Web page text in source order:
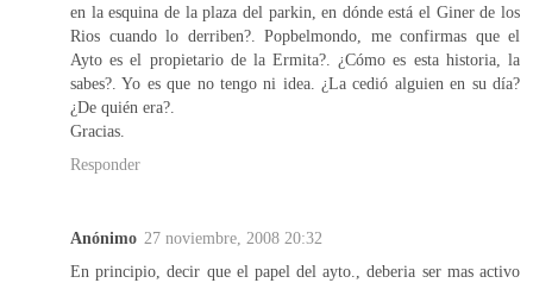
en la esquina de la plaza del parkin, en dónde está el Giner de los
Rios cuando lo derriben?. Popbelmondo, me confirmas que el
Ayto es el propietario de la Ermita?. ¿Cómo es esta historia, la
sabes?. Yo es que no tengo ni idea. ¿La cedió alguien en su día?
¿De quién era?.
Gracias.
Responder
Anónimo 27 noviembre, 2008 20:32
En principio, decir que el papel del ayto., deberia ser mas activo